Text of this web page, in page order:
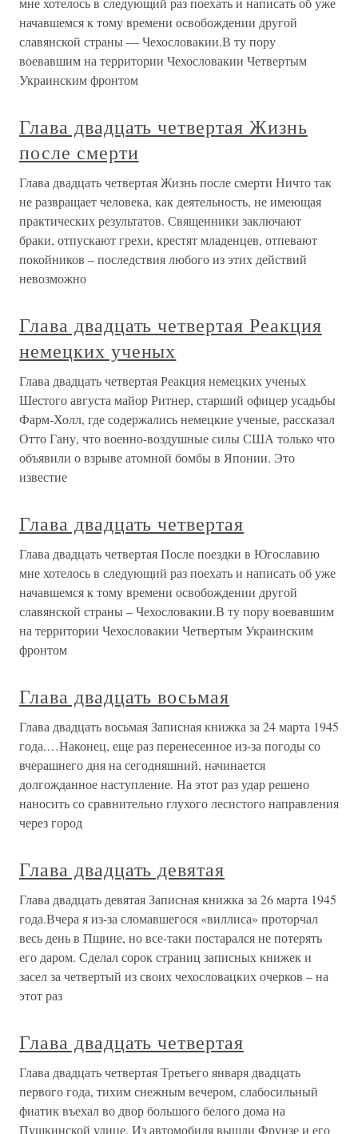
начавшемся к тому времени освобождении другой
славянской страны — Чехословакии.В ту пору
воевавшим на территории Чехословакии Четвертым
Украинским фронтом
Глава двадцать четвертая Жизнь
после смерти
Глава двадцать четвертая Жизнь после смерти Ничто так
не развращает человека, как деятельность, не имеющая
практических результатов. Священники заключают
браки, отпускают грехи, крестят младенцев, отпевают
покойников – последствия любого из этих действий
невозможно
Глава двадцать четвертая Реакция
немецких ученых
Глава двадцать четвертая Реакция немецких ученых
Шестого августа майор Ритнер, старший офицер усадьбы
Фарм-Холл, где содержались немецкие ученые, рассказал
Отто Гану, что военно-воздушные силы США только что
объявили о взрыве атомной бомбы в Японии. Это
известие
Глава двадцать четвертая
Глава двадцать четвертая После поездки в Югославию
мне хотелось в следующий раз поехать и написать об уже
начавшемся к тому времени освобождении другой
славянской страны – Чехословакии.В ту пору воевавшим
на территории Чехословакии Четвертым Украинским
фронтом
Глава двадцать восьмая
Глава двадцать восьмая Записная книжка за 24 марта 1945
года.…Наконец, еще раз перенесенное из-за погоды со
вчерашнего дня на сегодняшний, начинается
долгожданное наступление. На этот раз удар решено
наносить со сравнительно глухого лесистого направления
через город
Глава двадцать девятая
Глава двадцать девятая Записная книжка за 26 марта 1945
года.Вчера я из-за сломавшегося «виллиса» проторчал
весь день в Пщине, но все-таки постарался не потерять
его даром. Сделал сорок страниц записных книжек и
засел за четвертый из своих чехословацких очерков – на
этот раз
Глава двадцать четвертая
Глава двадцать четвертая Третьего января двадцать
первого года, тихим снежным вечером, слабосильный
фиатик въехал во двор большого белого дома на
Пушкинской улице. Из автомобиля вышли Фрунзе и его